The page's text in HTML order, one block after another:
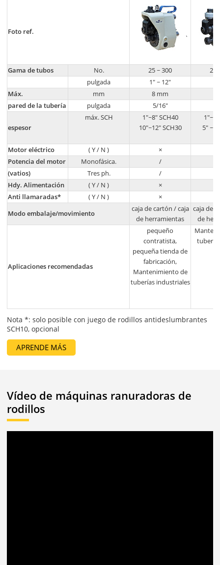
Foto ref.
Gama de tubos No. 25 ~ 300
25
pulgada
1" ~ 12"
Máx.
mm 8 mm
pared de la tubería
pulgada 5/16"
espesor
máx. SCH
1"~8" SCH40
10"~12" SCH30
5" ~
Motor eléctrico ( Y / N ) ×
Potencia del motor
Monofásica.
/
(vatios)
Tres ph.
/
Hdy. Alimentación
( Y / N ) ×
Anti llamaradas*
( Y / N ) ×
Modo embalaje/movimiento
caja de cartón / caja
de herramientas
caja de
de
Aplicaciones recomendadas
pequeño
contratista,
pequeña tienda de
fabricación,
Mantenimiento de
tuberías industriales
Nota *: solo posible con juego de rodillos antideslumbrantes
SCH10, opcional
APRENDE MÁS
Vídeo de máquinas ranuradoras de
rodillos